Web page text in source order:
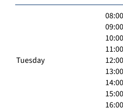
Tuesday